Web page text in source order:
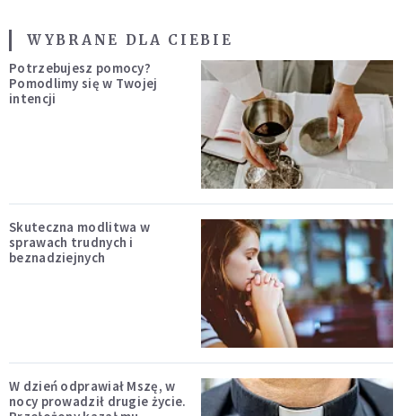
WYBRANE DLA CIEBIE
Potrzebujesz pomocy?
Pomodlimy się w Twojej
intencji
Skuteczna modlitwa w
sprawach trudnych i
beznadziejnych
W dzień odprawiał Mszę, w
nocy prowadził drugie życie.